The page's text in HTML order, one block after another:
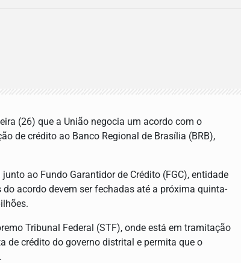
(26) que a União negocia um acordo com o
de crédito ao Banco Regional de Brasília (BRB),
ao Fundo Garantidor de Crédito (FGC), entidade
acordo devem ser fechadas até a próxima quinta-
Tribunal Federal (STF), onde está em tramitação
de crédito do governo distrital e permita que o